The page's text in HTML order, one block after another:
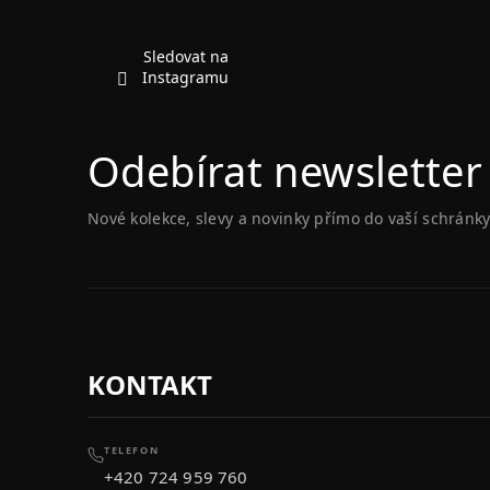
Sledovat na
Instagramu
Odebírat newsletter
Nové kolekce, slevy a novinky přímo do vaší
KONTAKT
TELEFON
+420 724 959 760